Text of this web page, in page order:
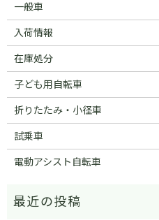
一般車
入荷情報
在庫処分
子ども用自転車
折りたたみ・小径車
試乗車
電動アシスト自転車